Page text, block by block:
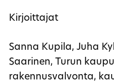
Kirjoittajat
Sanna Kupila, Juha
Saarinen, Turun
rakennusvalvonta,